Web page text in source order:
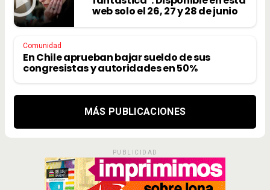
web solo el 26, 27 y 28 de junio
Comunidad
En Chile aprueban bajar sueldo de sus
congresistas y autoridades en 50%
MÁS PUBLICACIONES
PUBLICIDAD